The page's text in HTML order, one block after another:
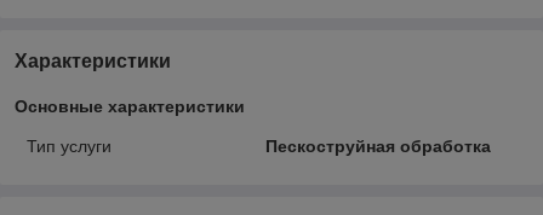
Характеристики
Основные характеристики
Тип услуги Пескоструйная обработка